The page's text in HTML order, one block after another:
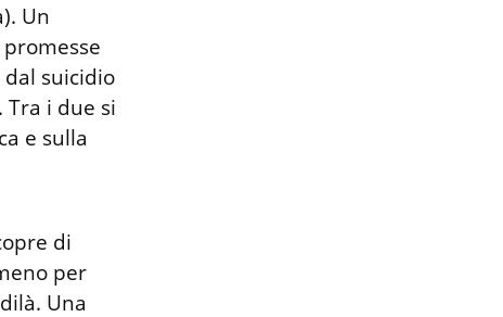
Un
suicidio
i due si
e sulla
di
per
Una